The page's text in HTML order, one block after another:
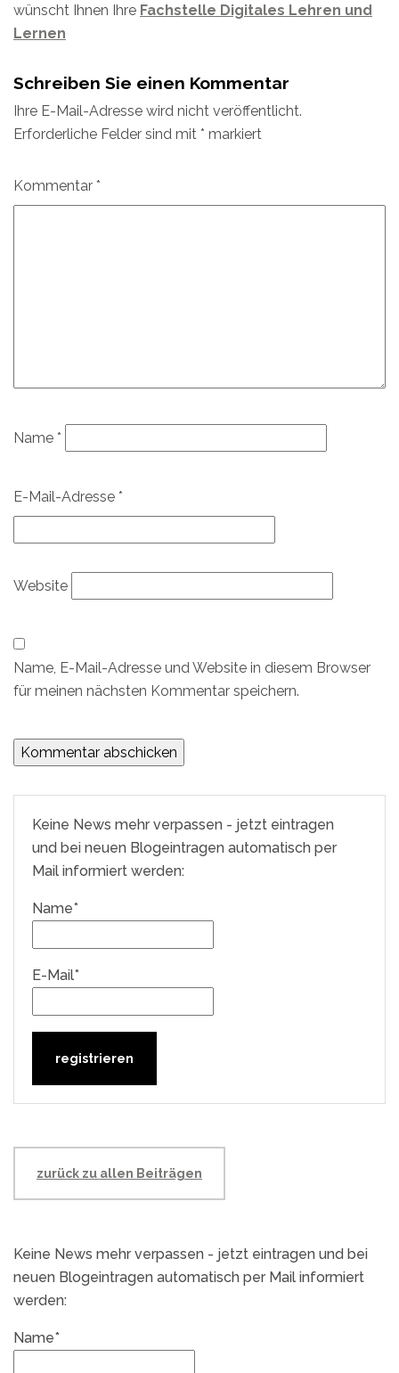
wünscht Ihnen Ihre Fachstelle Digitales Lehren und
Lernen
Schreiben Sie einen Kommentar
Ihre E-Mail-Adresse wird nicht veröffentlicht.
Erforderliche Felder sind mit * markiert
Kommentar *
Name *
E-Mail-Adresse *
Website
Name, E-Mail-Adresse und Website in diesem Browser
für meinen nächsten Kommentar speichern.
Keine News mehr verpassen - jetzt eintragen
und bei neuen Blogeintragen automatisch per
Mail informiert werden:
Name*
E-Mail*
zurück zu allen Beiträgen
Keine News mehr verpassen - jetzt eintragen und bei
neuen Blogeintragen automatisch per Mail informiert
werden:
Name*